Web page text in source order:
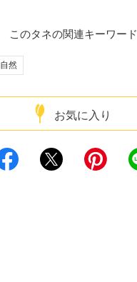
お気に入り
このタネの関連キーワード
自然